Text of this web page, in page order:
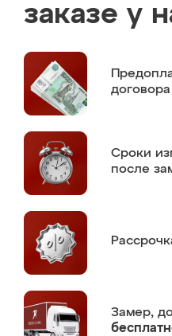
заказе у
договора
Сроки
после
Замер,